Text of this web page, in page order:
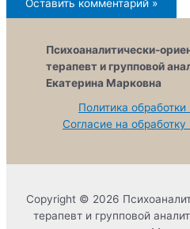
Психоаналитически-
терапевт и групповой
Екатерина Марковна
Политика
Согласие на
Copyright © 2026
терапевт и групповой